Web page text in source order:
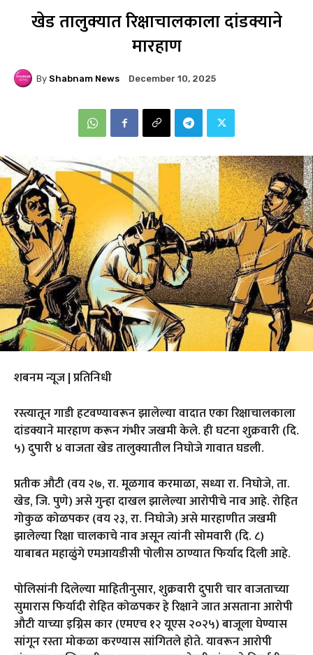
खेड तालुक्यात रिक्षाचालकाला दांडक्याने
मारहाण
By Shabnam News December 10, 2025
शबनम न्यूज | प्रतिनिधी
रस्त्यातून गाडी हटवण्यावरून झालेल्या वादात एका रिक्षाचालकाला
दांडक्याने मारहाण करून गंभीर जखमी केले. ही घटना शुक्रवारी (दि.
५) दुपारी ४ वाजता खेड तालुक्यातील निघोजे गावात घडली.
प्रतीक औटी (वय २७, रा. मूळगाव करमाळा, सध्या रा. निघोजे, ता.
खेड, जि. पुणे) असे गुन्हा दाखल झालेल्या आरोपीचे नाव आहे. रोहित
गोकुळ कोळपकर (वय २३, रा. निघोजे) असे मारहाणीत जखमी
झालेल्या रिक्षा चालकाचे नाव असून त्यांनी सोमवारी (दि. ८)
याबाबत महाळुंगे एमआयडीसी पोलीस ठाण्यात फिर्याद दिली आहे.
पोलिसांनी दिलेल्या माहितीनुसार, शुक्रवारी दुपारी चार वाजताच्या
सुमारास फिर्यादी रोहित कोळपकर हे रिक्षाने जात असताना आरोपी
औटी याच्या इग्निस कार (एमएच १२ यूएस २०२५) बाजूला घेण्यास
सांगून रस्ता मोकळा करण्यास सांगितले होते. यावरून आरोपी